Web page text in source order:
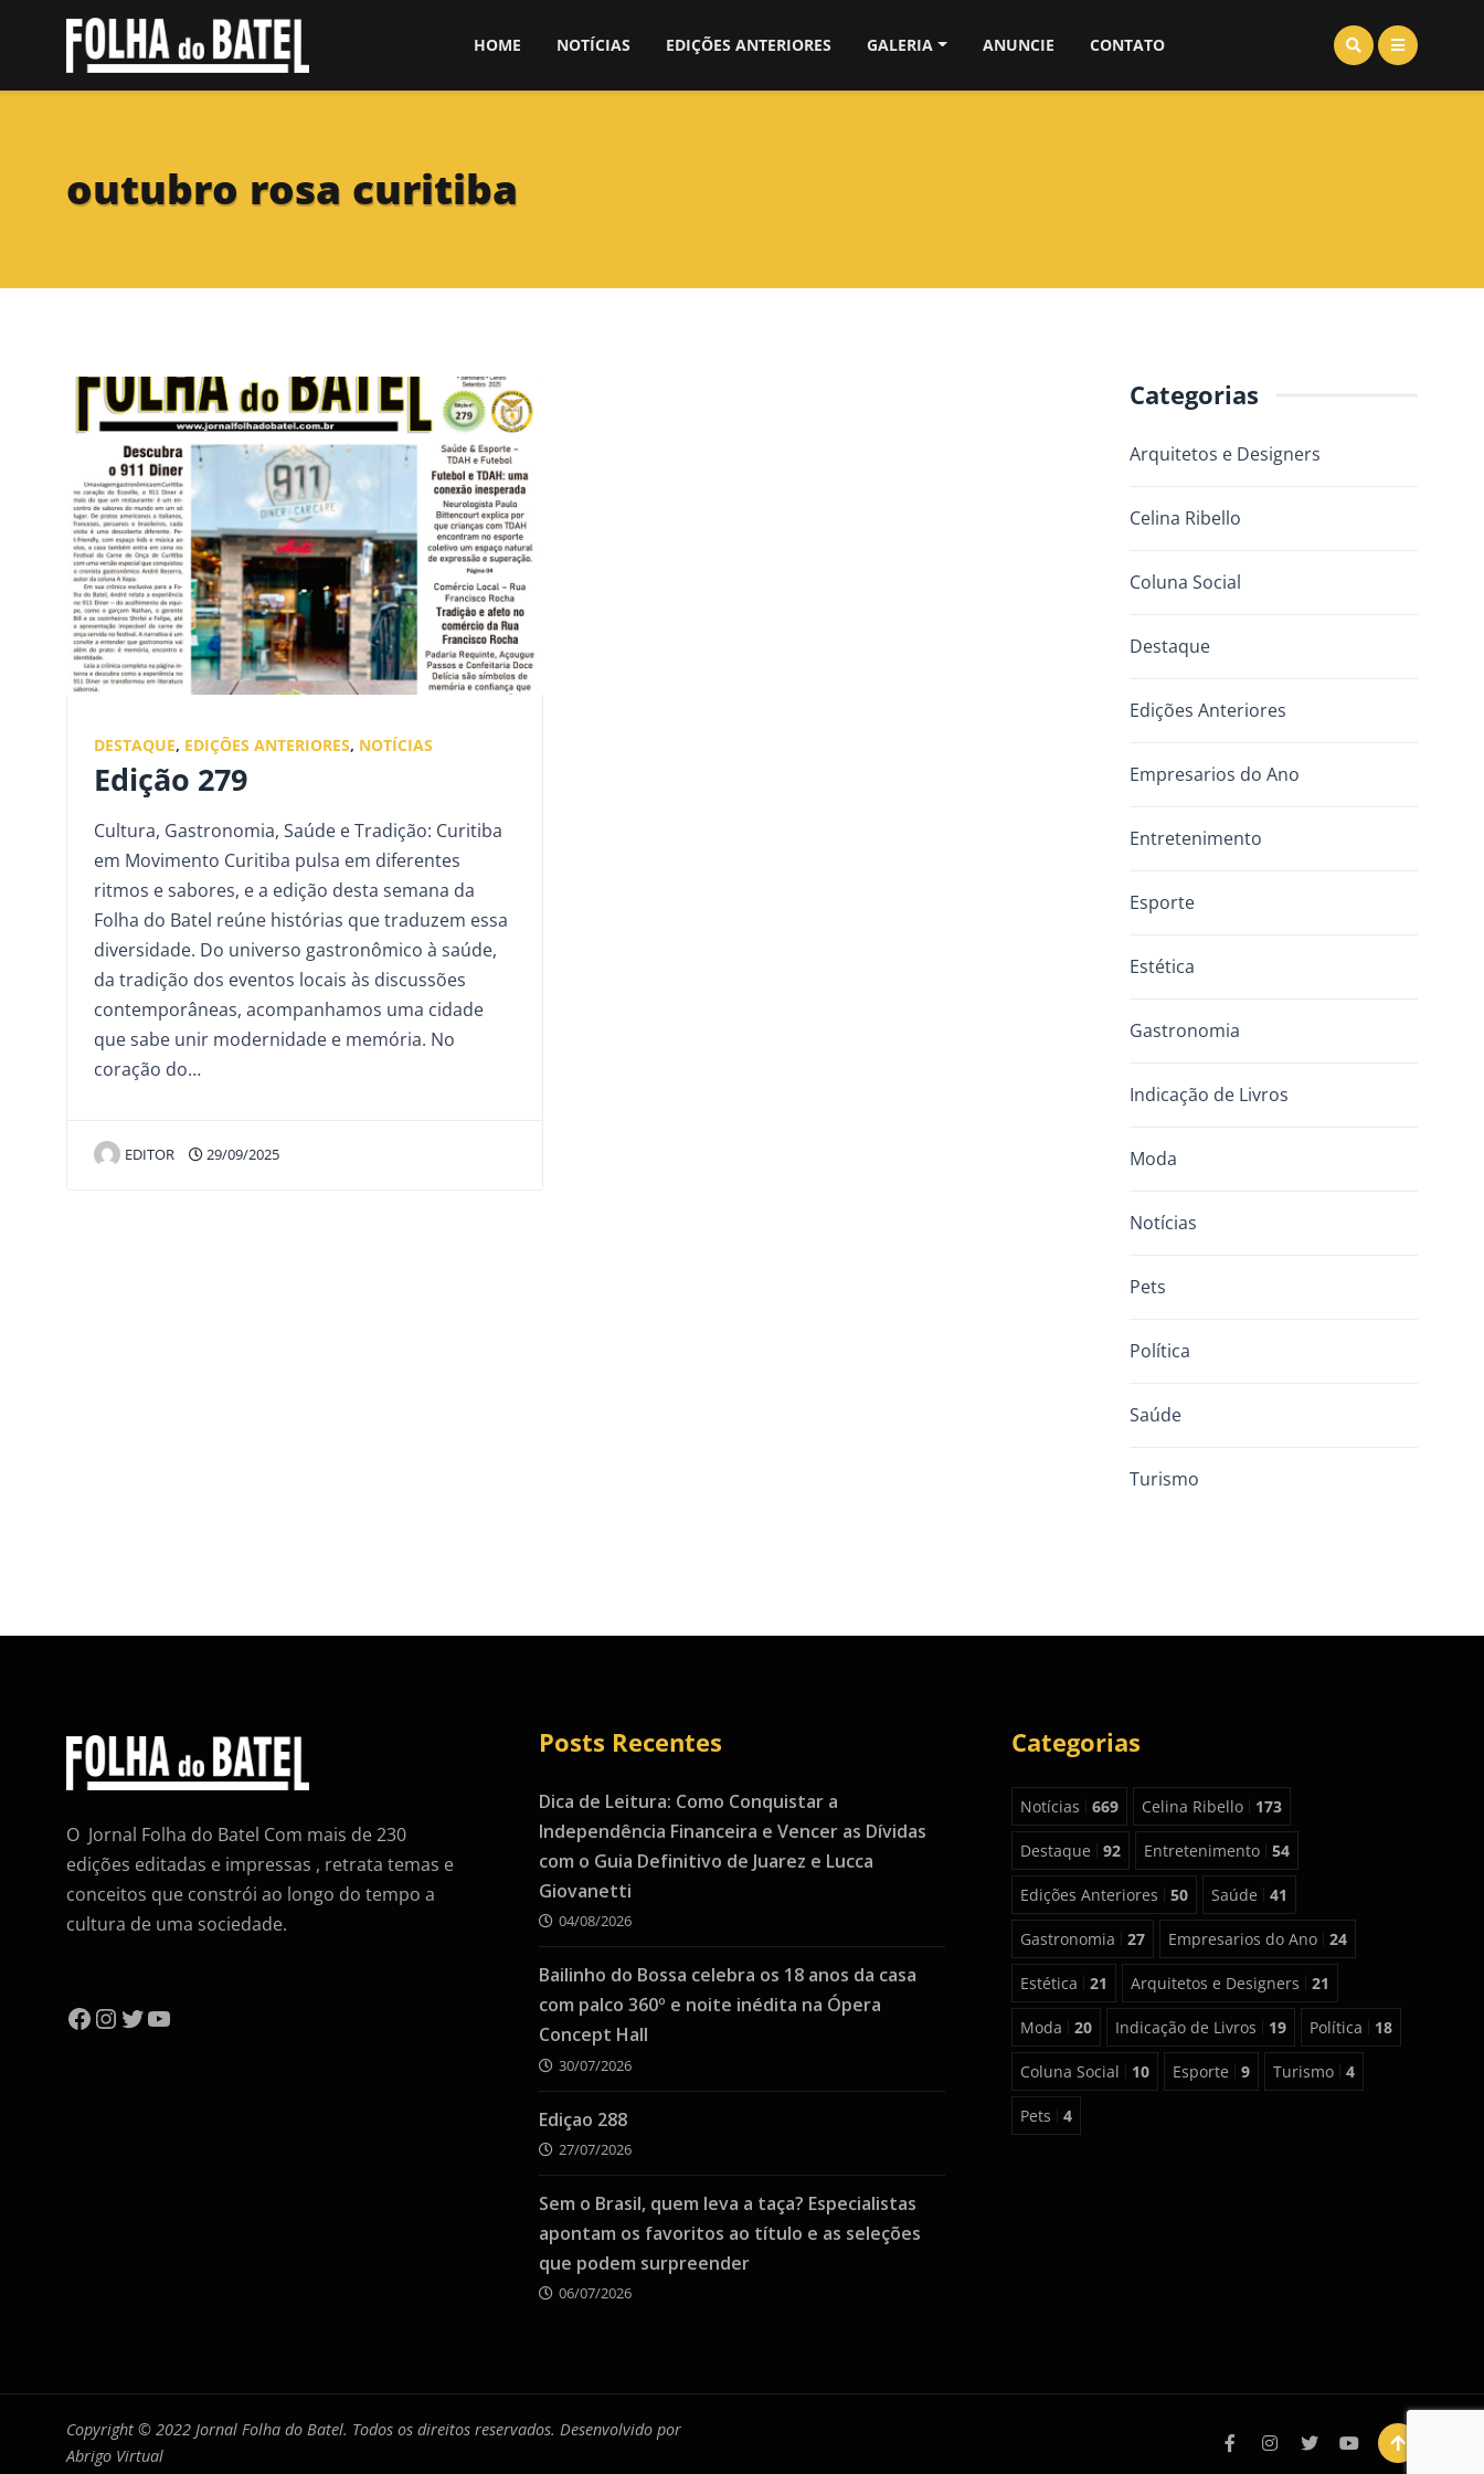
HOME NOTÍCIAS EDIÇÕES ANTERIORES GALERIA ANUNCIE CONTATO
outubro rosa curitiba
DESTAQUE, EDIÇÕES ANTERIORES, NOTÍCIAS
Edição 279
Cultura, Gastronomia, Saúde e Tradição: Curitiba
em Movimento Curitiba pulsa em diferentes
ritmos e sabores, e a edição desta semana da
Folha do Batel reúne histórias que traduzem essa
diversidade. Do universo gastronômico à saúde,
da tradição dos eventos locais às discussões
contemporâneas, acompanhamos uma cidade
que sabe unir modernidade e memória. No
coração do…
EDITOR 29/09/2025
Categorias
Arquitetos e Designers
Celina Ribello
Coluna Social
Destaque
Edições Anteriores
Empresarios do Ano
Entretenimento
Esporte
Estética
Gastronomia
Indicação de Livros
Moda
Notícias
Pets
Política
Saúde
Turismo
O Jornal Folha do Batel Com mais de 230
edições editadas e impressas , retrata temas e
conceitos que constrói ao longo do tempo a
cultura de uma sociedade.
Facebook
Instagram
Twitter
YouTube
Posts Recentes
Dica de Leitura: Como Conquistar a
Independência Financeira e Vencer as Dívidas
com o Guia Definitivo de Juarez e Lucca
Giovanetti
04/08/2026
Bailinho do Bossa celebra os 18 anos da casa
com palco 360º e noite inédita na Ópera
Concept Hall
30/07/2026
Ediçao 288
27/07/2026
Sem o Brasil, quem leva a taça? Especialistas
apontam os favoritos ao título e as seleções
que podem surpreender
06/07/2026
Categorias
Notícias 669 Celina Ribello 173
Destaque 92 Entretenimento 54
Edições Anteriores 50 Saúde 41
Gastronomia 27 Empresarios do Ano 24
Estética 21 Arquitetos e Designers 21
Moda 20 Indicação de Livros 19 Política 18
Coluna Social 10 Esporte 9 Turismo 4
Pets 4
Copyright © 2022 Jornal Folha do Batel. Todos os direitos reservados. Desenvolvido por
Abrigo Virtual